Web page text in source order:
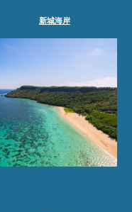
新城海岸